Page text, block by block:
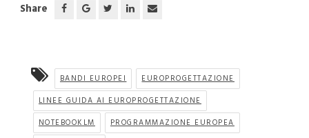
Share
BANDI EUROPEI
EUROPROGETTAZIONE
LINEE GUIDA AI EUROPROGETTAZIONE
NOTEBOOKLM
PROGRAMMAZIONE EUROPEA